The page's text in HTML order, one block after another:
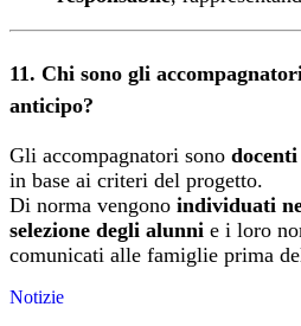
11. Chi sono gli
anticipo?
Gli accompagnatori sono
in base ai criteri del progetto.
Di norma vengono individuati
selezione degli alunni e i loro
comunicati alle famiglie prima
Notizie